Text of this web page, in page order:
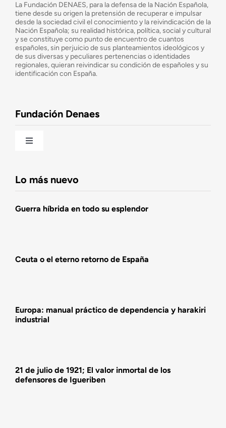
¿Cuáles son nuestros objetivos?
Consejo Asesor
La Fundación DENAES, para la defensa de la Nación Española,
tiene desde su origen la pretensión de recuperar e impulsar
desde la sociedad civil el conocimiento y la reivindicación de la
Nación Española; su realidad histórica, política, social y cultural
y se constituye como punto de encuentro de cuantos
españoles, sin perjuicio de sus planteamientos ideológicos y
de sus diversas y peculiares pertenencias o identidades
regionales, quieran reivindicar su condición de españoles y su
identificación con España.
Fundación Denaes
Toggle
Lo más nuevo
Guerra híbrida en todo su esplendor
Ceuta o el eterno retorno de España
Europa: manual práctico de dependencia y harakiri
industrial
21 de julio de 1921; El valor inmortal de los
defensores de Igueriben